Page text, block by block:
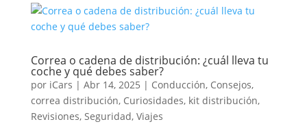
Correa o cadena de distribución: ¿cuál lleva tu
coche y qué debes saber?
por iCars | Abr 14, 2025 | Conducción, Consejos,
correa distribución, Curiosidades, kit distribución,
Revisiones, Seguridad, Viajes